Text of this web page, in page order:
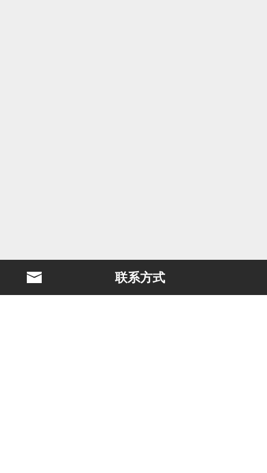
联系方式